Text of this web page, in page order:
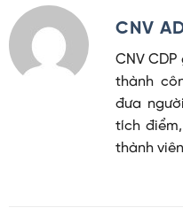
CNV
CNV
thành
đưa
tích
thành